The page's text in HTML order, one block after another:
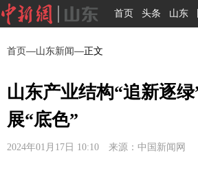
首页 头条 山东
首页—山东新闻—正文
山东产业结构“追新逐
展“底色”
2024年01月17日 10:10 来源：中国新闻网